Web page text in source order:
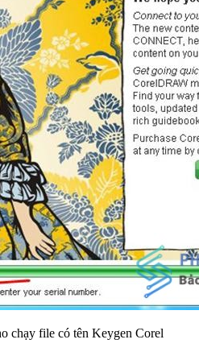
chạy file có tên Keygen Corel